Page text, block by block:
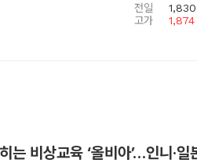
전일
1,830
고가
1,874
는 비상교육 ‘올비아’…인니·일